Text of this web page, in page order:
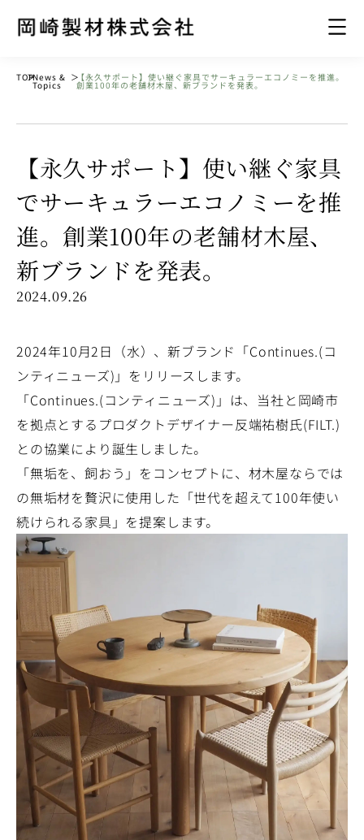
TOP
＞News &
Topics
＞【永久サポート】使い継ぐ家具でサーキュラーエコノミーを推進。
創業100年の老舗材木屋、新ブランドを発表。
【永久サポート】使い継ぐ家具
でサーキュラーエコノミーを推
進。創業100年の老舗材木屋、
新ブランドを発表。
2024.09.26
2024年10月2日（水）、新ブランド「Continues.(コ
ンティニューズ)」をリリースします。
「Continues.(コンティニューズ)」は、当社と岡崎市
を拠点とするプロダクトデザイナー反端祐樹氏(FILT.)
との協業により誕生しました。
「無垢を、飼おう」をコンセプトに、材木屋ならでは
の無垢材を贅沢に使用した「世代を超えて100年使い
続けられる家具」を提案します。